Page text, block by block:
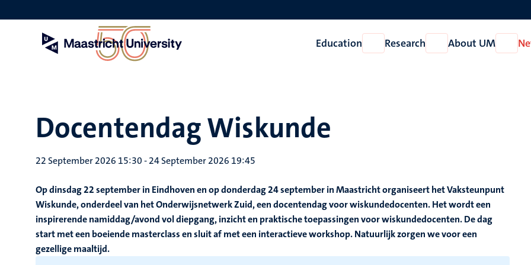
to
Education
Open
Education
Research
Open
Research
About UM
Open
About
Docentendag Wiskunde
22 September 2026 15:30-24 September 2026 19:45
Op dinsdag 22 september in Eindhoven en op donderdag 24 september in Maastricht organiseert het Vaksteunpunt
Wiskunde, onderdeel van het Onderwijsnetwerk Zuid, een docentendag voor wiskundedocenten. Het wordt een
inspirerende namiddag/avond vol diepgang, inzicht en praktische toepassingen voor wiskundedocenten. De dag
start met een boeiende masterclass en sluit af met een interactieve workshop. Natuurlijk zorgen we voor een
gezellige maaltijd.